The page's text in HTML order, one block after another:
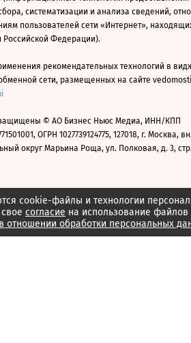
cookie-файлы и технологии
согласие на использование
отношении обработки персональных
систематизации и анализа сведений,
пользователей сети «Интернет»,
Российской Федерации).
рекомендательных технологий в
сети, размещенных на сайте
© АО Бизнес Ньюс Медиа, ИНН/КПП
ОГРН 1027739124775, 127018, г. Москва,
округ Марьина Роща, ул. Полковая, д. 3, стр.